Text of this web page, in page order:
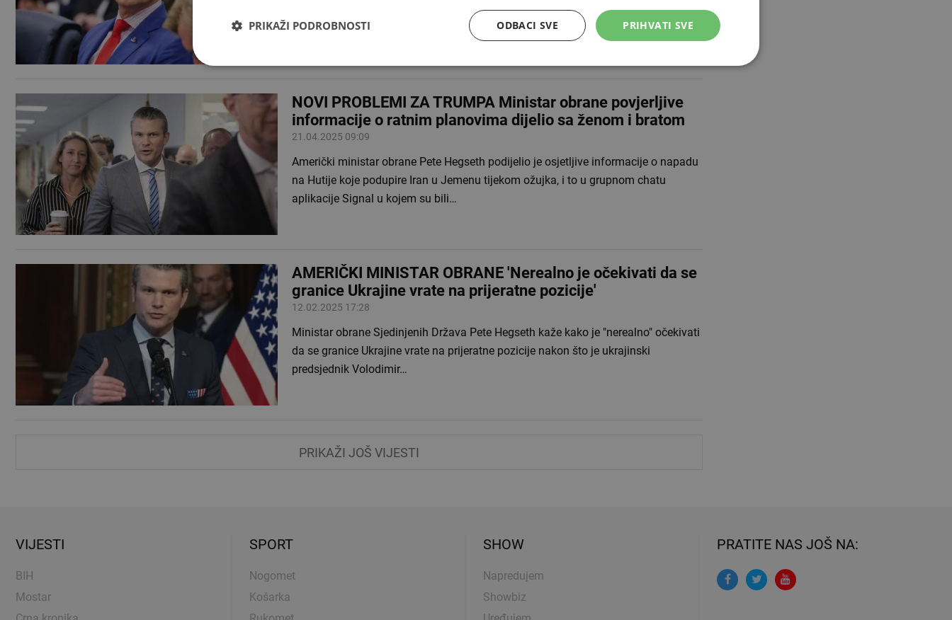
rata, Pete Hegseth, okupio je stotine…
NOVI PROBLEMI ZA TRUMPA Ministar obrane povjerljive
informacije o ratnim planovima dijelio sa ženom i bratom
21.04.2025 09:09
Američki ministar obrane Pete Hegseth podijelio je osjetljive informacije o napadu
na Hutije koje podupire Iran u Jemenu tijekom ožujka, i to u grupnom chatu
aplikacije Signal u kojem su bili…
AMERIČKI MINISTAR OBRANE 'Nerealno je očekivati da se
granice Ukrajine vrate na prijeratne pozicije'
12.02.2025 17:28
Ministar obrane Sjedinjenih Država Pete Hegseth kaže kako je "nerealno" očekivati
da se granice Ukrajine vrate na prijeratne pozicije nakon što je ukrajinski
predsjednik Volodimir…
PRIKAŽI JOŠ VIJESTI
VIJESTI
BIH
Mostar
SPORT
Nogomet
Košarka
SHOW
Napredujem
Showbiz
PRATITE NAS JOŠ NA:
PRIHVATI SVE
ODBACI SVE
PRIKAŽI PODROBNOSTI